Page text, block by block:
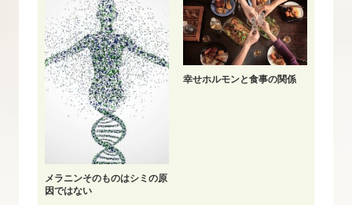
メラニンそのものはシミの原
因ではない
幸せホルモンと食事の関係